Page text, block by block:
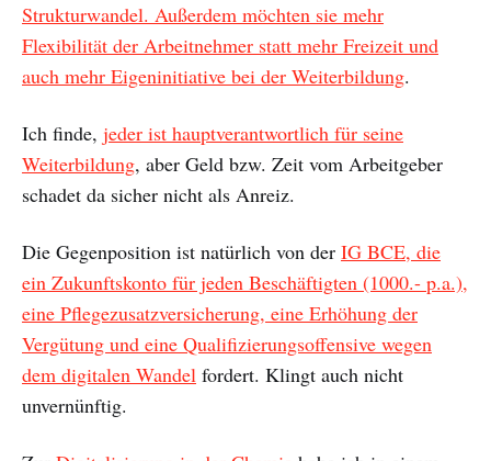
Strukturwandel. Außerdem möchten sie mehr
Flexibilität der Arbeitnehmer statt mehr Freizeit und
auch mehr Eigeninitiative bei der Weiterbildung.
Ich finde, jeder ist hauptverantwortlich für seine
Weiterbildung, aber Geld bzw. Zeit vom Arbeitgeber
schadet da sicher nicht als Anreiz.
Die Gegenposition ist natürlich von der IG BCE, die
ein Zukunftskonto für jeden Beschäftigten (1000.- p.a.),
eine Pflegezusatzversicherung, eine Erhöhung der
Vergütung und eine Qualifizierungsoffensive wegen
dem digitalen Wandel fordert. Klingt auch nicht
unvernünftig.